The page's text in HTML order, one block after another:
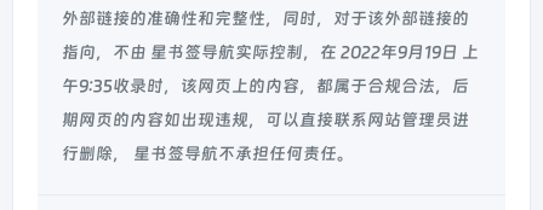
外部链接的准确性和完整性，同时，对于该外部链接的
指向，不由 星书签导航实际控制，在 2022年9月19日 上
午9:35收录时，该网页上的内容，都属于合规合法，后
期网页的内容如出现违规，可以直接联系网站管理员进
行删除， 星书签导航不承担任何责任。